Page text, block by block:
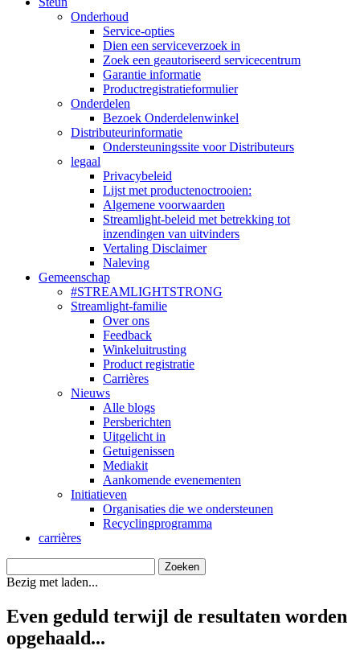
Onderhoud
Service-opties
Dien een serviceverzoek in
Zoek een geautoriseerd servicecentrum
Garantie informatie
Productregistratieformulier
Onderdelen
Bezoek Onderdelenwinkel
Distributeurinformatie
Ondersteuningssite voor Distributeurs
legaal
Privacybeleid
Lijst met productenoctrooien:
Algemene voorwaarden
Streamlight-beleid met betrekking tot
inzendingen van uitvinders
Vertaling Disclaimer
Naleving
Gemeenschap
#STREAMLIGHTSTRONG
Streamlight-familie
Over ons
Feedback
Winkeluitrusting
Product registratie
Carrières
Nieuws
Alle blogs
Persberichten
Uitgelicht in
Getuigenissen
Mediakit
Aankomende evenementen
Initiatieven
Organisaties die we ondersteunen
Recyclingprogramma
carrières
Bezig met laden...
Even geduld terwijl de resultaten worden
opgehaald...